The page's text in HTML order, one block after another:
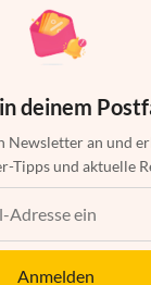
deinem
Newsletter an und
Tipps und aktuelle
Anmelden